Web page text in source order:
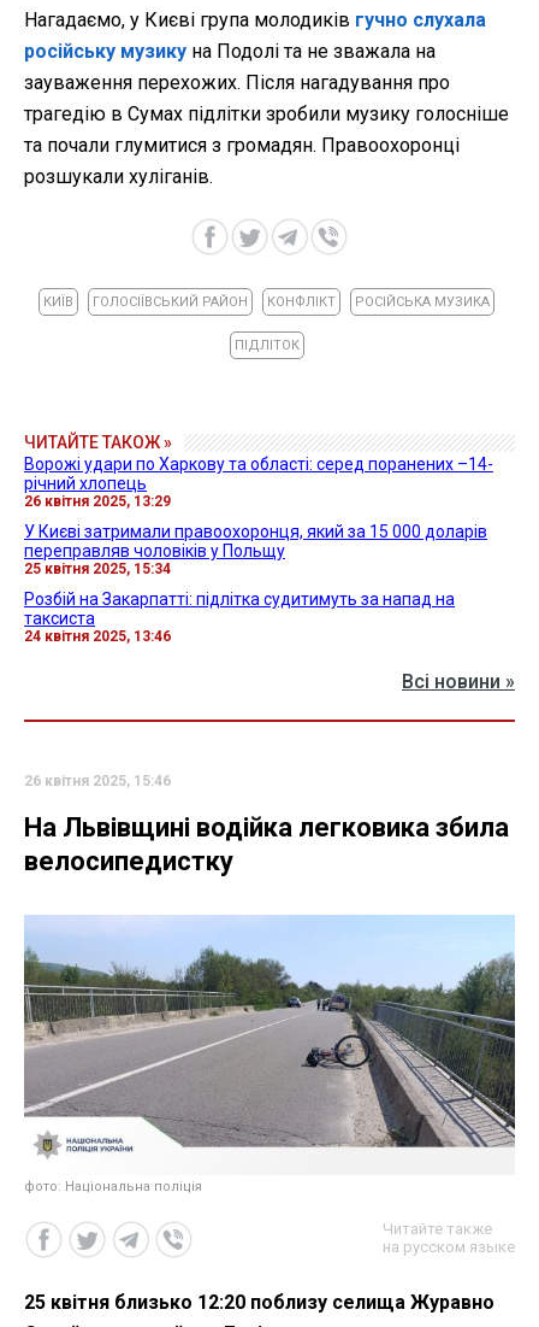
Нагадаємо, у Києві група молодиків гучно слухала
російську музику на Подолі та не зважала на
зауваження перехожих. Після нагадування про
трагедію в Сумах підлітки зробили музику голосніше
та почали глумитися з громадян. Правоохоронці
розшукали хуліганів.
КИЇВ ГОЛОСІЇВСЬКИЙ РАЙОН КОНФЛІКТ РОСІЙСЬКА МУЗИКА
ПІДЛІТОК
ЧИТАЙТЕ ТАКОЖ »
Ворожі удари по Харкову та області: серед поранених –14-
річний хлопець
26 квітня 2025, 13:29
У Києві затримали правоохоронця, який за 15 000 доларів
переправляв чоловіків у Польщу
25 квітня 2025, 15:34
Розбій на Закарпатті: підлітка судитимуть за напад на
таксиста
24 квітня 2025, 13:46
Всі новини »
26 квітня 2025, 15:46
На Львівщині водійка легковика збила
велосипедистку
фото: Національна поліція
Читайте также
на русском языке
25 квітня близько 12:20 поблизу селища Журавно